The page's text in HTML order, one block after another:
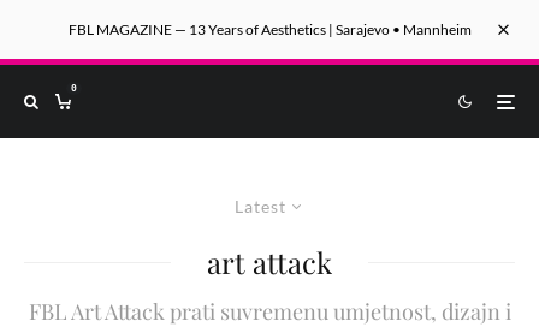
FBL MAGAZINE — 13 Years of Aesthetics | Sarajevo • Mannheim
0
Latest
art attack
FBL Art Attack prati suvremenu umjetnost, dizajn i